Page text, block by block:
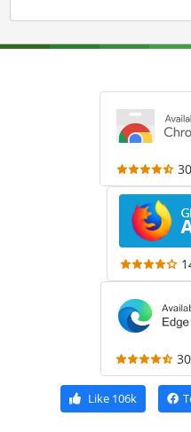
Like 106k